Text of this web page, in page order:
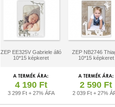
ZEP EE325V Gabriele álló
10*15 képkeret
ZEP NB2746
10*15 képkeret
4 190 Ft
3 299 Ft + 27% ÁFA
2 590 Ft
2 039 Ft + 27%